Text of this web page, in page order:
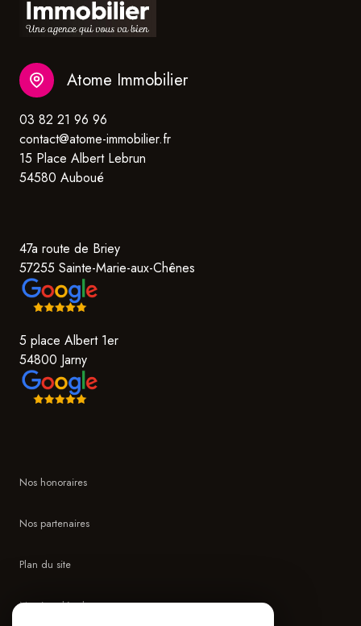
Atome Immobilier
03 82 21 96 96
contact@atome-immobilier.fr
15 Place Albert Lebrun
54580 Auboué
47a route de Briey
57255 Sainte-Marie-aux-Chênes
5 place Albert 1er
54800 Jarny
Nos honoraires
Nos partenaires
Plan du site
Mentions légales